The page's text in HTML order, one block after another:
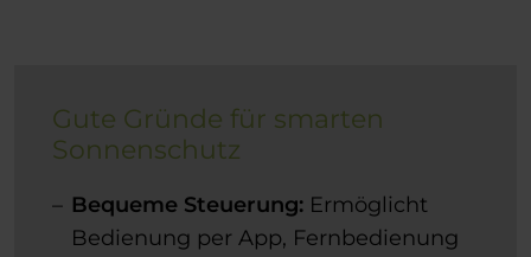
Gute Gründe für smarten
Sonnenschutz
Bequeme Steuerung: Ermöglicht
Bedienung per App, Fernbedienung